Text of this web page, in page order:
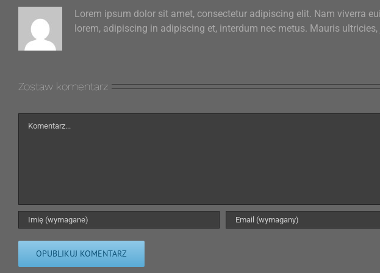
Lorem ipsum dolor sit amet, consectetur adipiscing elit. Nam viverra
lorem, adipiscing in adipiscing et, interdum nec metus. Mauris
Zostaw komentarz